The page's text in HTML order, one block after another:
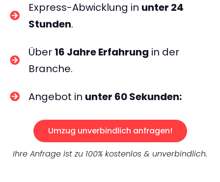
Express-Abwicklung in unter 24
Stunden.
Über 16 Jahre Erfahrung in der
Branche.
Angebot in unter 60 Sekunden:
Umzug unverbindlich anfragen!
Ihre Anfrage ist zu 100% kostenlos & unverbindlich.